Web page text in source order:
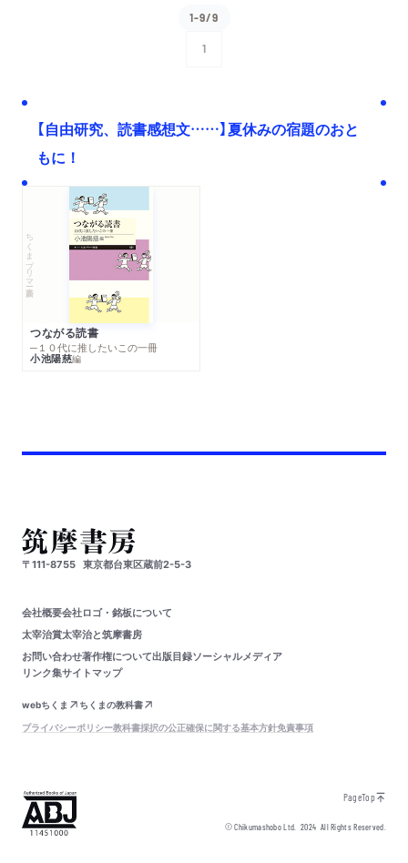
1-9/9
1
【自由研究、読書感想文……】夏休みの宿題のおと
もに！
ちくまプリマー新書
つながる読書
─１０代に推したいこの一冊
小池陽慈編
〒111-8755 東京都台東区蔵前2-5-3
会社概要会社ロゴ・銘板について
太宰治賞太宰治と筑摩書房
お問い合わせ著作権について出版目録ソーシャルメディア
リンク集サイトマップ
webちくま
ちくまの教科書
プライバシーポリシー教科書採択の公正確保に関する基本方針免責事項
PageTop
© Chikumashobo Ltd.2024 All Rights Reserved.